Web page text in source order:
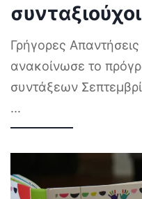
συνταξιούχοι
Γρήγορες
ανακοίνωσε το
συντάξεων
...